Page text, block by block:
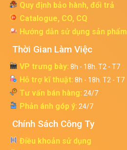
Quy định bảo hành, đổi trả
Catalogue, CO, CQ
Hướng dẫn sử dụng sản phẩm
Thời Gian Làm Việc
VP trưng bày: 8h - 18h. T2 - T7
Hỗ trợ kĩ thuật: 8h - 18h. T2 - T7
Tư vấn bán hàng: 24/7
Phản ánh góp ý: 24/7
Chính Sách Công Ty
Điều khoản sử dụng